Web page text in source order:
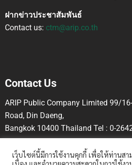
ฝากข่าวประชาสัมพันธ์
Contact us: ctm@arip.co.th
Contact Us
ARIP Public Company Limited 99/
Road, Din Daeng,
Bangkok 10400 Thailand Tel : 0-
เว็บไซต์นี้มีการใช้งานคุกกี้ เพื่อให้ท่านสา